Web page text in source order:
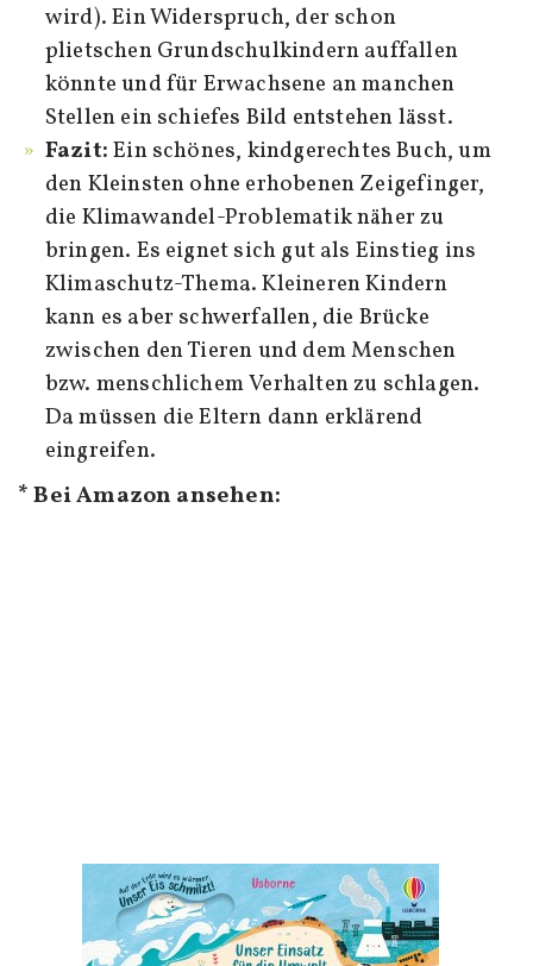
wird). Ein Widerspruch, der schon
plietschen Grundschulkindern auffallen
könnte und für Erwachsene an manchen
Stellen ein schiefes Bild entstehen lässt.
Fazit:Ein schönes, kindgerechtes Buch, um
den Kleinsten ohne erhobenen Zeigefinger,
die Klimawandel-Problematik näher zu
bringen. Es eignet sich gut als Einstieg ins
Klimaschutz-Thema. Kleineren Kindern
kann es aber schwerfallen, die Brücke
zwischen den Tieren und dem Menschen
bzw. menschlichem Verhalten zu schlagen.
Da müssen die Eltern dann erklärend
eingreifen.
* Bei Amazon ansehen: